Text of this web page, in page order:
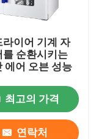
라이어 기계 자
를 순환시키는
에어 오븐 성능
최고의 가격
연락처